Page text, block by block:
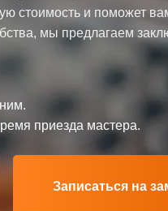
стоимость и поможет
мы предлагаем
приезда мастера.
Записаться на